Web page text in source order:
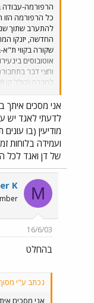
הרפורמה-עבודה
כל הרפורמה הזו
להתערב שתוך
החדשה, יזנקו
שקורה בקווי
אוטובוסים
וחצי דבר
עליו נפל רוע
B12B. יש להפעיל בקווים האלה אוטובוסים עירוניים בלבד!
יבינו אנשי
הציבורית
הקווים
לכל מיני
גורמות, הן גם
שמופעלים
בלבד???
וכל הזמן
השירות
המעבר
מה. עד
זה, פשוט
התחבורה הולכת
קווים משתי
בזכותן קיימת
הולך להיהרס
אני מסכים איתך ב-
לדעתי לאגד יש
מודיעין (בו
ועמידה בלוחות
של דן ואגד לכל
M
K
16/6/03
בהחלט
נכתב ע"י
אני מסכים איתך